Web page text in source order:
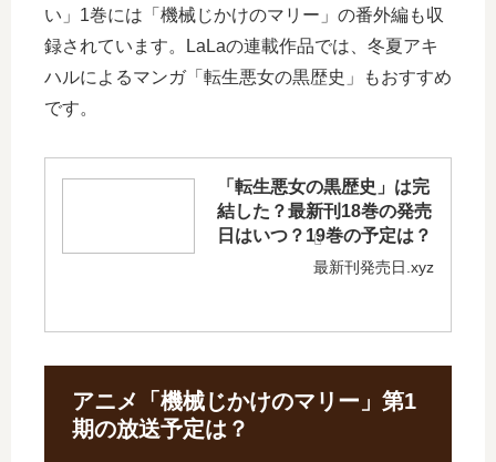
い」1巻には「機械じかけのマリー」の番外編も収
録されています。LaLaの連載作品では、冬夏アキ
ハルによるマンガ「転生悪女の黒歴史」もおすすめ
です。
「転生悪女の黒歴史」は完
結した？最新刊18巻の発売
日はいつ？19巻の予定は？
最新刊発売日.xyz
アニメ「機械じかけのマリー」第1
期の放送予定は？